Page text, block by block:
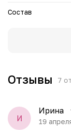
давление на
снижает
Универсальность:
Показания к
Подушка
Состав
Отзывы 7
И
Ирина
19